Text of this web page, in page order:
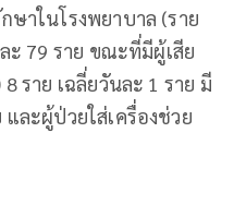
ษาในโรงพยาบาล (ราย
ะ 79 ราย ขณะที่มีผู้เสีย
ราย เฉลี่ยวันละ 1 ราย มี
ละผู้ป่วยใส่เครื่องช่วย